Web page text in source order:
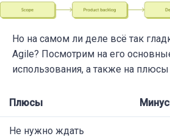
Но на самом ли деле всё так
Agile? Посмотрим на его
использования, а также на
Плюсы
Не нужно ждать